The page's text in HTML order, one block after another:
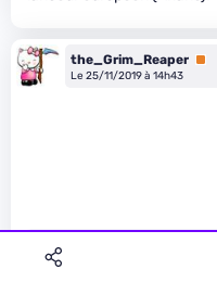
the_Grim_Reaper
Le 25/11/2019 à 14h43
tmtisfree a écrit :